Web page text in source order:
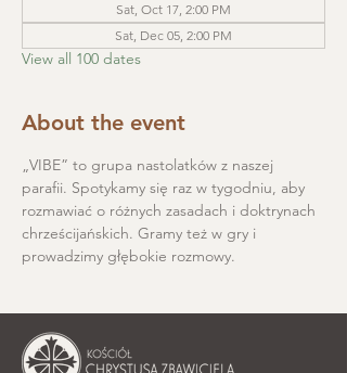
Sat, Oct 17, 2:00 PM
Sat, Dec 05, 2:00 PM
View all 100 dates
About the event
„VIBE” to grupa nastolatków z naszej
parafii. Spotykamy się raz w tygodniu, aby
rozmawiać o różnych zasadach i doktrynach
chrześcijańskich. Gramy też w gry i
prowadzimy głębokie rozmowy.